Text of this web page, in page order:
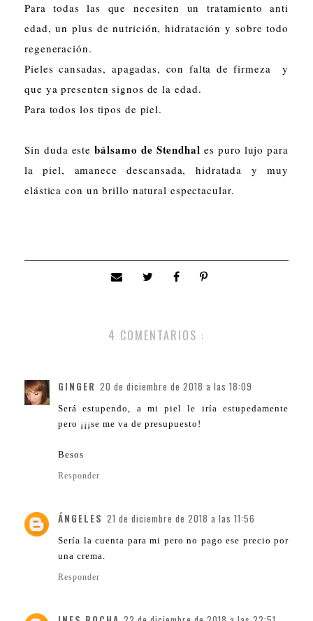
Para todas las que necesiten un tratamiento anti
edad, un plus de nutrición, hidratación y sobre todo
regeneración.
Pieles cansadas, apagadas, con falta de firmeza y
que ya presenten signos de la edad.
Para todos los tipos de piel.
Sin duda estebálsamo de Stendhal es puro lujo para
la piel, amanece descansada, hidratada y muy
elástica con un brillo natural espectacular.
4 COMENTARIOS :
GINGER 20 de diciembre de 2018 a las 18:09
Será estupendo, a mi piel le iría estupedamente
pero ¡¡¡se me va de presupuesto!
Besos
Responder
ÁNGELES 21 de diciembre de 2018 a las 11:56
Sería la cuenta para mi pero no pago ese precio por
una crema.
Responder